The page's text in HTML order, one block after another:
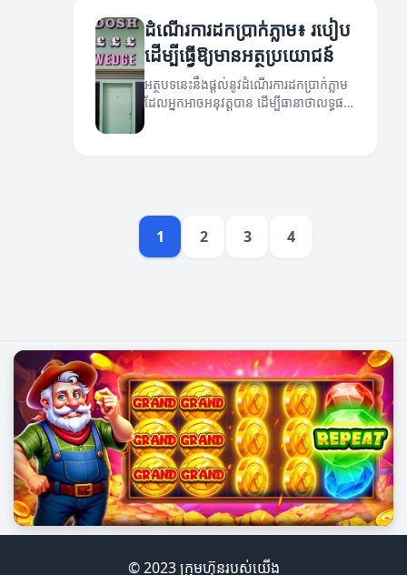
ដំណើរការដកប្រាក់ភ្លាម៖ របៀប
ដើម្បីធ្វើឱ្យមានអត្ថប្រយោជន៍
អត្ថបទនេះនឹងផ្តល់នូវដំណើរការដកប្រាក់ភ្លាម
ដែលអ្នកអាចអនុវត្តបាន ដើម្បីធានាថាលទ្ធផល
មានអត្ថប្រយោជន៍។
1 2 3 4
© 2023 ក្រុមហ៊ុនរបស់យើង